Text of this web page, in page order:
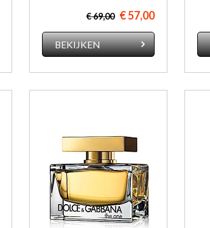
€ 69,00 € 57,00
BEKIJKEN